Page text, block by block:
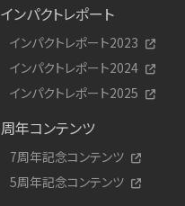
インパクトレポート
インパクトレポート2023
インパクトレポート2024
インパクトレポート2025
周年コンテンツ
7周年記念コンテンツ
5周年記念コンテンツ